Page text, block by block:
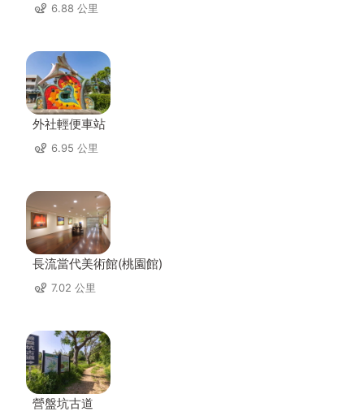
6.88 公里
外社輕便車站
6.95 公里
長流當代美術館(桃園館)
7.02 公里
營盤坑古道